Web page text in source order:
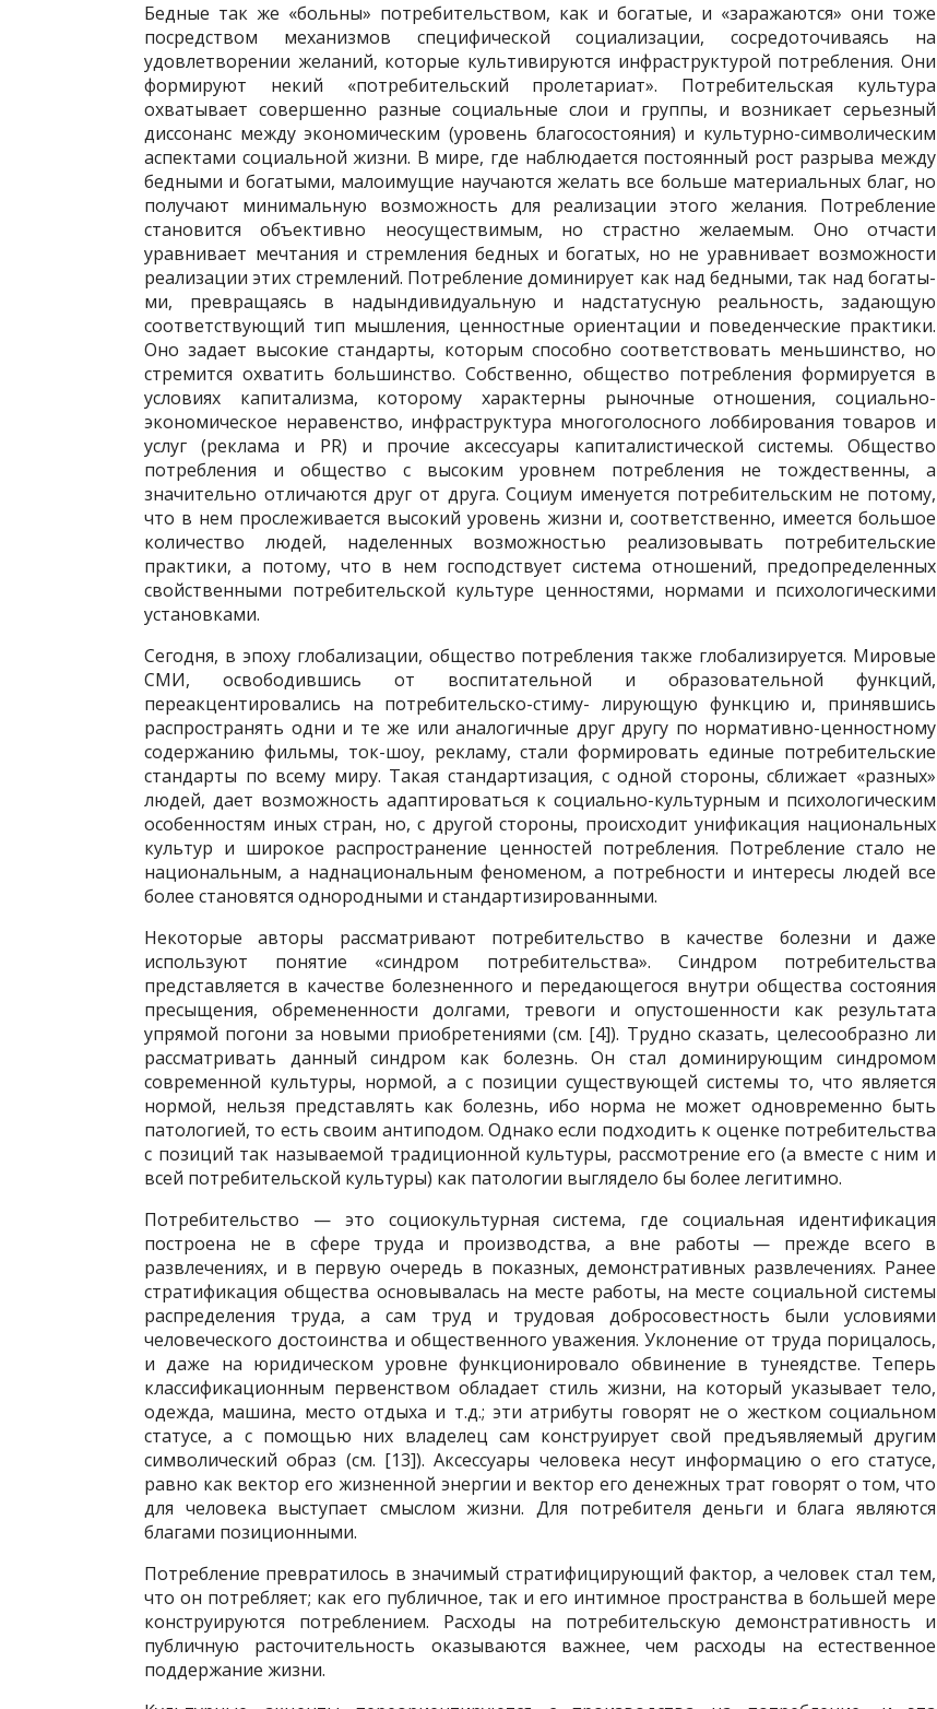
Бедные так же «больны» потребительством, как и богатые, и «зара­жаются» они тоже
посредством механизмов специфической социализации, сосредоточиваясь на
удовлетворении желаний, которые культивируются инфраструктурой потребления. Они
формируют некий «потребительский пролетариат». Потребительская культура
охватывает совершенно разные социальные слои и группы, и возникает серьезный
диссонанс между эко­номическим (уровень благосостояния) и культурно-символическим
аспек­тами социальной жизни. В мире, где наблюдается постоянный рост разры­ва между
бедными и богатыми, малоимущие научаются желать все больше материальных благ, но
получают минимальную возможность для реали­зации этого желания. Потребление
становится объективно неосуществи­мым, но страстно желаемым. Оно отчасти
уравнивает мечтания и стрем­ления бедных и богатых, но не уравнивает возможности
реализации этих стремлений. Потребление доминирует как над бедными, так над богаты­
ми, превращаясь в надындивидуальную и надстатусную реальность, зада­ющую
соответствующий тип мышления, ценностные ориентации и пове­денческие практики.
Оно задает высокие стандарты, которым способно соответствовать меньшинство, но
стремится охватить большинство. Собст­венно, общество потребления формируется в
условиях капитализма, ко­торому характерны рыночные отношения, социально-
экономическое не­равенство, инфраструктура многоголосного лоббирования товаров и
услуг (реклама и PR) и прочие аксессуары капиталистической системы. Обще­ство
потребления и общество с высоким уровнем потребления не тождест­венны, а
значительно отличаются друг от друга. Социум именуется потре­бительским не потому,
что в нем прослеживается высокий уровень жизни и, соответственно, имеется большое
количество людей, наделенных возможностью реализовывать потребительские
практики, а потому, что в нем господствует система отношений, предопределенных
свойственными потребительской культу­ре ценностями, нормами и психологическими
установками.
Сегодня, в эпоху глобализации, общество потребления также глоба­лизируется. Мировые
СМИ, освободившись от воспитательной и обра­зовательной функций,
переакцентировались на потребительско-стиму- лирующую функцию и, принявшись
распространять одни и те же или аналогичные друг другу по нормативно-ценностному
содержанию филь­мы, ток-шоу, рекламу, стали формировать единые потребительские
стан­дарты по всему миру. Такая стандартизация, с одной стороны, сближает «разных»
людей, дает возможность адаптироваться к социально-культур­ным и психологическим
особенностям иных стран, но, с другой стороны, происходит унификация национальных
культур и широкое распростране­ние ценностей потребления. Потребление стало не
национальным, а над­национальным феноменом, а потребности и интересы людей все
более становятся однородными и стандартизированными.
Некоторые авторы рассматривают потребительство в качестве болезни и даже
используют понятие «синдром потребительства». Синдром потре­бительства
представляется в качестве болезненного и передающегося внут­ри общества состояния
пресыщения, обремененности долгами, тревоги и опустошенности как результата
упрямой погони за новыми приобретения­ми (см. [4]). Трудно сказать, целесообразно ли
рассматривать данный синд­ром как болезнь. Он стал доминирующим синдромом
современной культу­ры, нормой, а с позиции существующей системы то, что является
нормой, нельзя представлять как болезнь, ибо норма не может одновременно быть
патологией, то есть своим антиподом. Однако если подходить к оценке потребительства
с позиций так называемой традиционной культуры, рас­смотрение его (а вместе с ним и
всей потребительской культуры) как па­тологии выглядело бы более легитимно.
Потребительство — это социокультурная система, где социальная идентификация
построена не в сфере труда и производства, а вне рабо­ты — прежде всего в
развлечениях, и в первую очередь в показных, де­монстративных развлечениях. Ранее
стратификация общества основыва­лась на месте работы, на месте социальной системы
распределения труда, а сам труд и трудовая добросовестность были условиями
человеческого до­стоинства и общественного уважения. Уклонение от труда порицалось,
и даже на юридическом уровне функционировало обвинение в тунеядстве. Теперь
классификационным первенством обладает стиль жизни, на кото­рый указывает тело,
одежда, машина, место отдыха и т.д.; эти атрибуты говорят не о жестком социальном
статусе, а с помощью них владелец сам конструирует свой предъявляемый другим
символический образ (см. [13]). Аксессуары человека несут информацию о его статусе,
равно как вектор его жизненной энергии и вектор его денежных трат говорят о том, что
для человека выступает смыслом жизни. Для потребителя деньги и блага явля­ются
благами позиционными.
Потребление превратилось в значимый стратифицирующий фактор, а человек стал тем,
что он потребляет; как его публичное, так и его интим­ное пространства в большей мере
конструируются потреблением. Расхо­ды на потребительскую демонстративность и
публичную расточительность оказываются важнее, чем расходы на естественное
поддержание жизни.